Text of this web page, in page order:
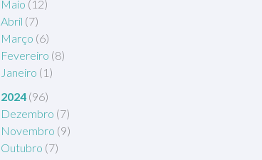
Maio (12)
Abril (7)
Março (6)
Fevereiro (8)
Janeiro (1)
2024 (96)
Dezembro (7)
Novembro (9)
Outubro (7)